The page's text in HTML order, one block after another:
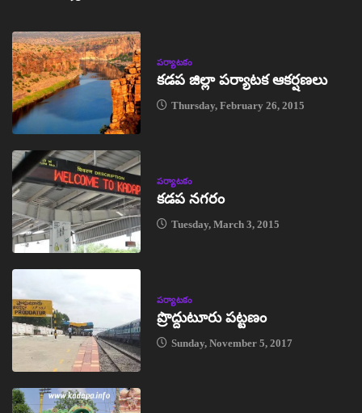
పర్యాటకం
కడప జిల్లా పర్యాటక ఆకర్షణలు
Thursday, February 26, 2015
పర్యాటకం
కడప నగరం
Tuesday, March 3, 2015
పర్యాటకం
ప్రొద్దుటూరు పట్టణం
Sunday, November 5, 2017